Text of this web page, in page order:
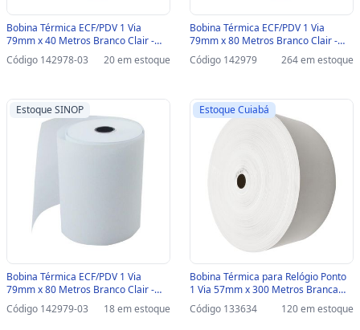
Bobina Térmica ECF/PDV 1 Via
79mm x 40 Metros Branco Clair -
Unitário - 6474-SINOP-03 - 6474
Código 142978-03 20 em estoque
Bobina Térmica ECF/PDV 1 Via
79mm x 80 Metros Branco Clair -
Unitário - 6475 - 6475
Código 142979 264 em estoque
Estoque SINOP
Bobina Térmica ECF/PDV 1 Via
79mm x 80 Metros Branco Clair -
Unitário - 6475-SINOP-03 - 6475
Código 142979-03 18 em estoque
Estoque Cuiabá
Bobina Térmica para Relógio Ponto
1 Via 57mm x 300 Metros Branca
Clair - Unitário - 320 - 320
Código 133634 120 em estoque